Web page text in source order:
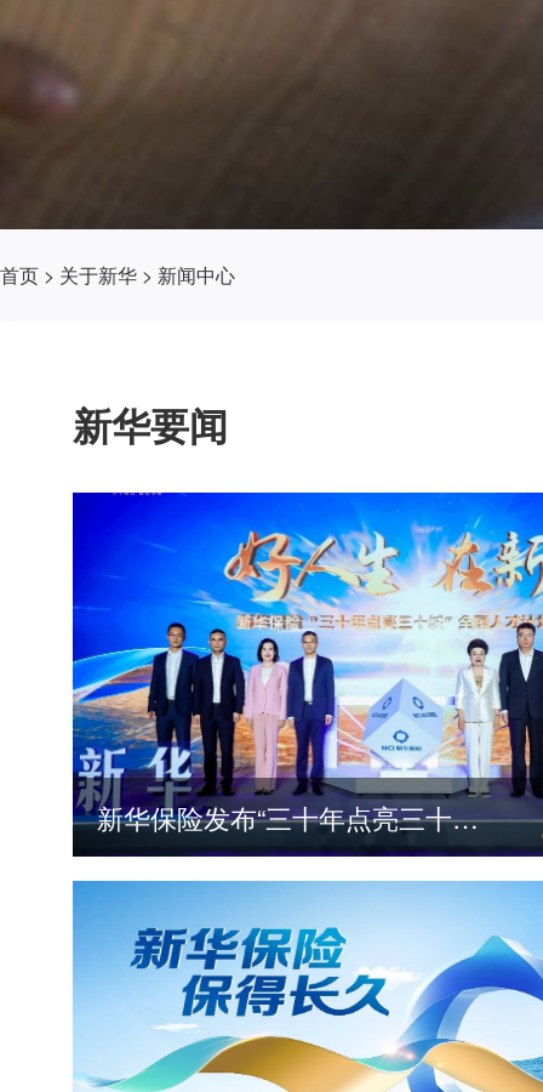
首页 > 关于新华 > 新闻中心
新华要闻
新华保险发布“三十年点亮三十城”全国人才计划